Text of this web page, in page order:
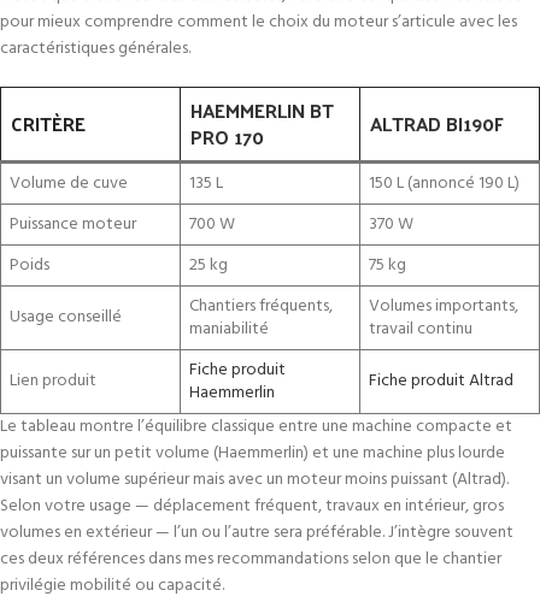
pour mieux comprendre comment le choix du moteur s’articule avec les
caractéristiques générales.
CRITÈRE HAEMMERLIN BT
PRO 170 ALTRAD BI190F
Volume de cuve 135 L
150 L (annoncé 190 L)
Puissance moteur
700 W
370 W
Poids
25 kg
75 kg
Usage conseillé
Chantiers fréquents,
maniabilité
Volumes importants,
travail continu
Lien produit
Fiche produit
Haemmerlin
Fiche produit Altrad
Le tableau montre l’équilibre classique entre une machine compacte et
puissante sur un petit volume (Haemmerlin) et une machine plus lourde
visant un volume supérieur mais avec un moteur moins puissant (Altrad).
Selon votre usage — déplacement fréquent, travaux en intérieur, gros
volumes en extérieur — l’un ou l’autre sera préférable. J’intègre souvent
ces deux références dans mes recommandations selon que le chantier
privilégie mobilité ou capacité.